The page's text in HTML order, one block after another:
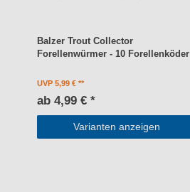
Balzer Trout Collector
Forellenwürmer - 10 Forellenköder
UVP 5,99 €
ab 4,99 € *
Varianten anzeigen